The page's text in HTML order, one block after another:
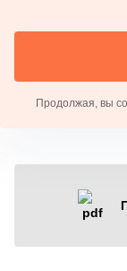
Продолжая, вы